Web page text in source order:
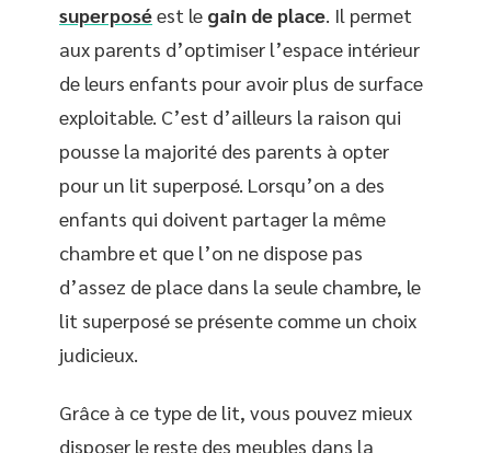
superposéest le gain de place . Il permet
aux parents d’optimiser l’espace intérieur
de leurs enfants pour avoir plus de surface
exploitable. C’est d’ailleurs la raison qui
pousse la majorité des parents à opter
pour un lit superposé. Lorsqu’on a des
enfants qui doivent partager la même
chambre et que l’on ne dispose pas
d’assez de place dans la seule chambre, le
lit superposé se présente comme un choix
judicieux.
Grâce à ce type de lit, vous pouvez mieux
disposer le reste des meubles dans la